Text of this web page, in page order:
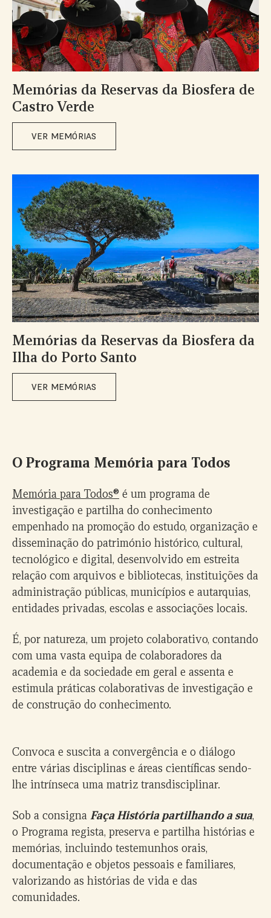
Memórias da Reservas da Biosfera de
Castro Verde
VER MEMÓRIAS
Memórias da Reservas da Biosfera da
Ilha do Porto Santo
VER MEMÓRIAS
O Programa Memória para Todos
Memória para Todos® é um programa de
investigação e partilha do conhecimento
empenhado na promoção do estudo, organização e
disseminação do património histórico, cultural,
tecnológico e digital, desenvolvido em estreita
relação com arquivos e bibliotecas, instituições da
administração públicas, municípios e autarquias,
entidades privadas, escolas e associações locais.
É, por natureza, um projeto colaborativo, contando
com uma vasta equipa de colaboradores da
academia e da sociedade em geral e assenta e
estimula práticas colaborativas de investigação e
de construção do conhecimento.
Convoca e suscita a convergência e o diálogo
entre várias disciplinas e áreas científicas sendo-
lhe intrínseca uma matriz transdisciplinar.
Sob a consigna Faça História partilhando a sua,
o Programa regista, preserva e partilha histórias e
memórias, incluindo testemunhos orais,
documentação e objetos pessoais e familiares,
valorizando as histórias de vida e das
comunidades.